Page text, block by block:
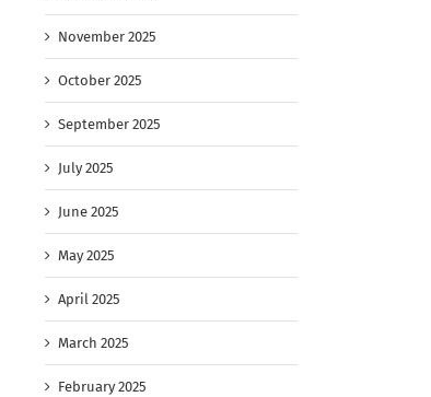
November 2025
October 2025
September 2025
July 2025
June 2025
May 2025
April 2025
March 2025
February 2025